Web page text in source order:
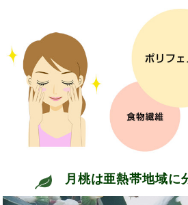
月桃は亜熱帯地域に